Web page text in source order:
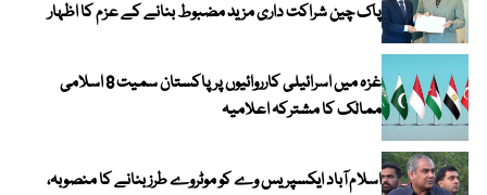
پاک چین شراکت داری مزید مضبوط بنانے کے عزم کا اظہار
غزہ میں اسرائیلی کارروائیوں پر پاکستان سمیت 8 اسلامی
ممالک کا مشترکہ اعلامیہ
اسلام آباد ایکسپریس وے کو موٹروے طرز بنانے کا منصوبہ،